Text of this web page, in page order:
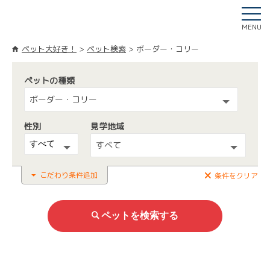
MENU
ペット大好き！ ペット検索 ボーダー・コリー
ペットの種類
ボーダー・コリー
性別
見学地域
すべて
こだわり条件追加 条件をクリア